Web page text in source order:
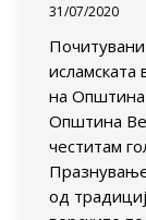
31/07/2020
Почитувани
на Општина
Општина
честитам
од